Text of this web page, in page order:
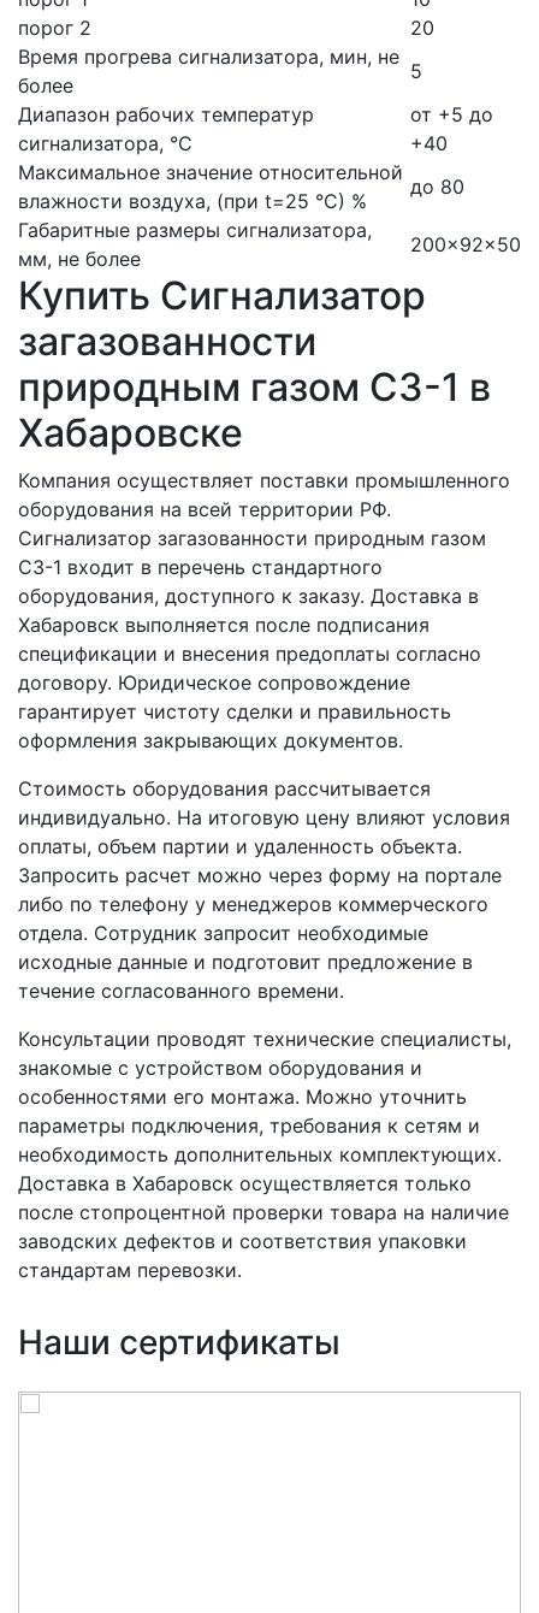
порог 2
20
Время прогрева сигнализатора, мин, не
более
5
Диапазон рабочих температур
сигнализатора, °С
от +5 до
+40
Максимальное значение относительной
влажности воздуха, (при t=25 °С) %
до 80
Габаритные размеры сигнализатора,
мм, не более
200×92×50
Купить Сигнализатор
загазованности
природным газом СЗ-1 в
Хабаровске
Компания осуществляет поставки промышленного
оборудования на всей территории РФ.
Сигнализатор загазованности природным газом
СЗ-1 входит в перечень стандартного
оборудования, доступного к заказу. Доставка в
Хабаровск выполняется после подписания
спецификации и внесения предоплаты согласно
договору. Юридическое сопровождение
гарантирует чистоту сделки и правильность
оформления закрывающих документов.
Стоимость оборудования рассчитывается
индивидуально. На итоговую цену влияют условия
оплаты, объем партии и удаленность объекта.
Запросить расчет можно через форму на портале
либо по телефону у менеджеров коммерческого
отдела. Сотрудник запросит необходимые
исходные данные и подготовит предложение в
течение согласованного времени.
Консультации проводят технические специалисты,
знакомые с устройством оборудования и
особенностями его монтажа. Можно уточнить
параметры подключения, требования к сетям и
необходимость дополнительных комплектующих.
Доставка в Хабаровск осуществляется только
после стопроцентной проверки товара на наличие
заводских дефектов и соответствия упаковки
стандартам перевозки.
Наши сертификаты